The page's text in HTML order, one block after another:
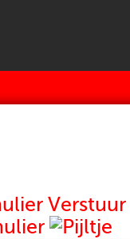
Verstuur